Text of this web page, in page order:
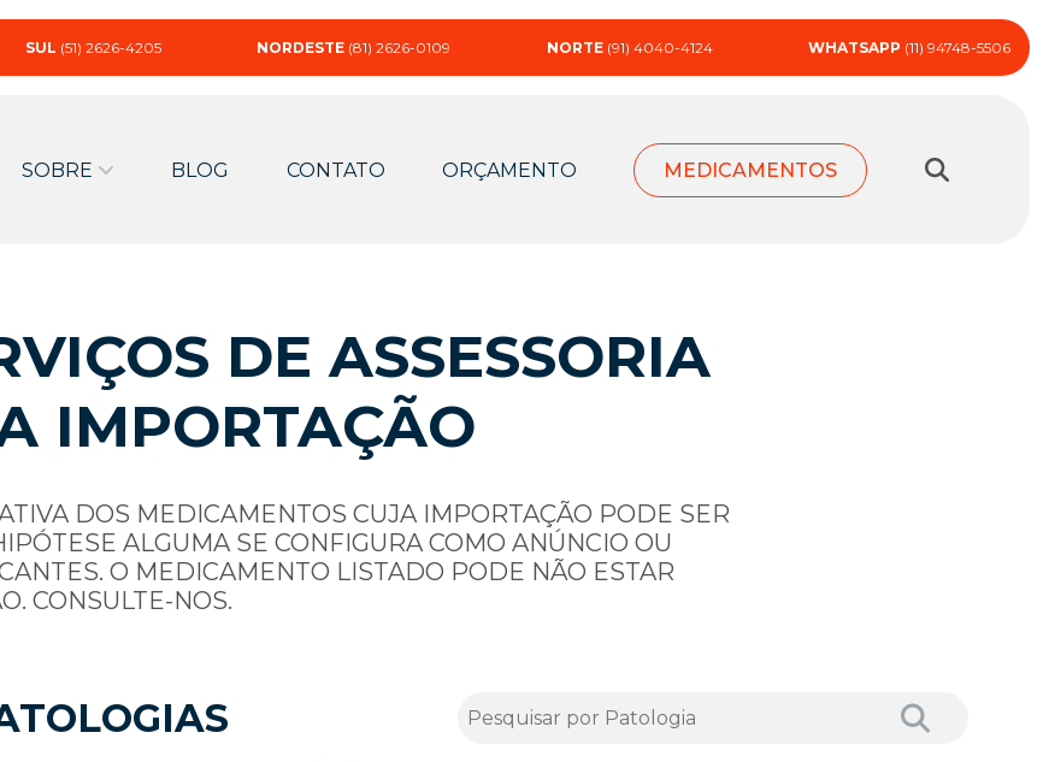
SUL (51) 2626-4205 NORDESTE (81) 2626-0109 NORTE (91) 4040-4124 WHATSAPP (11) 94748-5506
SOBRE BLOG CONTATO ORÇAMENTO MEDICAMENTOS
DE ASSESSORIA
IMPORTAÇÃO
DOS MEDICAMENTOS CUJA IMPORTAÇÃO PODE SER
ALGUMA SE CONFIGURA COMO ANÚNCIO OU
O MEDICAMENTO LISTADO PODE NÃO ESTAR
CONSULTE-NOS.